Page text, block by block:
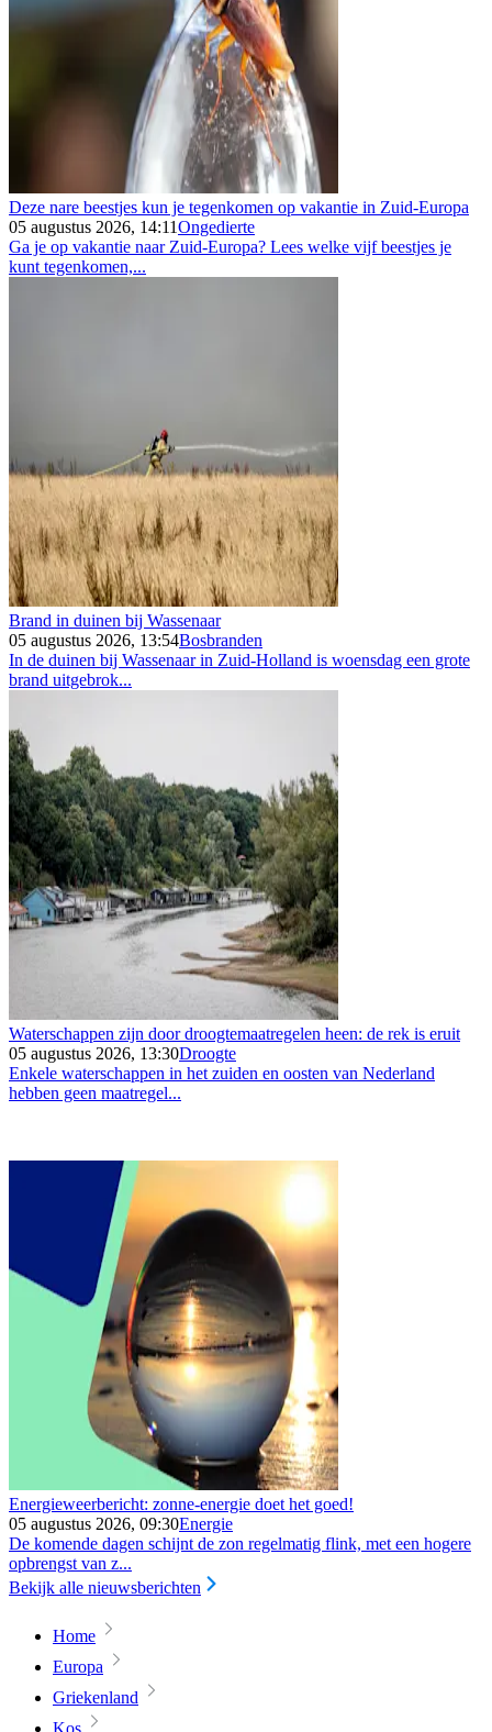
Deze nare beestjes kun je tegenkomen op vakantie in Zuid-Europa
05 augustus 2026, 14:11Ongedierte
Ga je op vakantie naar Zuid-Europa? Lees welke vijf beestjes je
kunt tegenkomen,...
Brand in duinen bij Wassenaar
05 augustus 2026, 13:54Bosbranden
In de duinen bij Wassenaar in Zuid-Holland is woensdag een grote
brand uitgebrok...
Waterschappen zijn door droogtemaatregelen heen: de rek is eruit
05 augustus 2026, 13:30Droogte
Enkele waterschappen in het zuiden en oosten van Nederland
hebben geen maatregel...
Energieweerbericht: zonne-energie doet het goed!
05 augustus 2026, 09:30Energie
De komende dagen schijnt de zon regelmatig flink, met een hogere
opbrengst van z...
Bekijk alle nieuwsberichten
Home
Europa
Griekenland
Kos